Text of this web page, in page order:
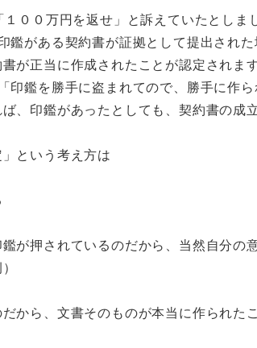
００万円を返せ」と訴えていたとしま
鑑がある契約書が証拠として提出され
が正当に作成されたことが認定されます
印鑑を勝手に盗まれてので、勝手に作
、印鑑があったとしても、契約書の成
という考え方は
が押されているのだから、当然自分
から、文書そのものが本当に作られた